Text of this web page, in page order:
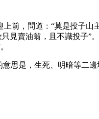
，問道：“莫是投子山
見賣油翁，且不識投子”
思是，生死、明暗等二邊